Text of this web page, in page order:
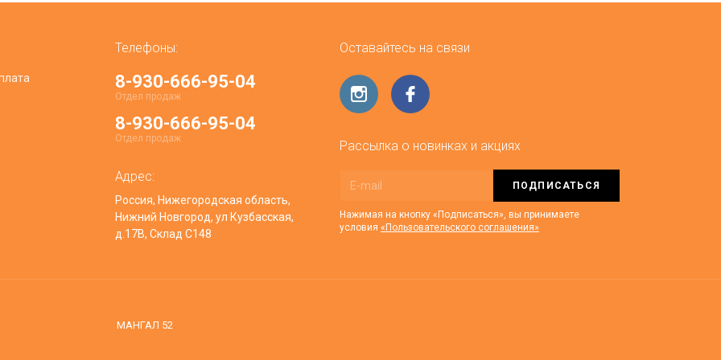
Телефоны:
8-930-666-95-04
Отдел продаж
8-930-666-95-04
Отдел продаж
Адрес:
Россия, Нижегородская область,
Нижний Новгород, ул Кузбасская,
д.17В, Склад С148
Оставайтесь на связи
Рассылка о новинках и акциях
ПОДПИСАТЬСЯ
Нажимая на кнопку «Подписаться», вы принимаете
условия «Пользовательского соглашения»
МАНГАЛ 52